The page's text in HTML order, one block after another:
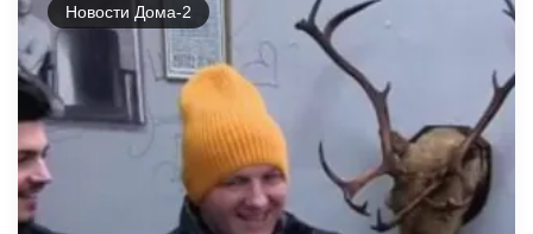
Новости Дома-2